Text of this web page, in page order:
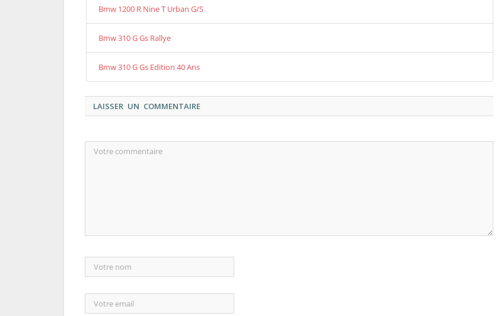
Bmw 1200 R Nine T Urban G/S
Bmw 310 G Gs Rallye
Bmw 310 G Gs Edition 40 Ans
LAISSER UN COMMENTAIRE